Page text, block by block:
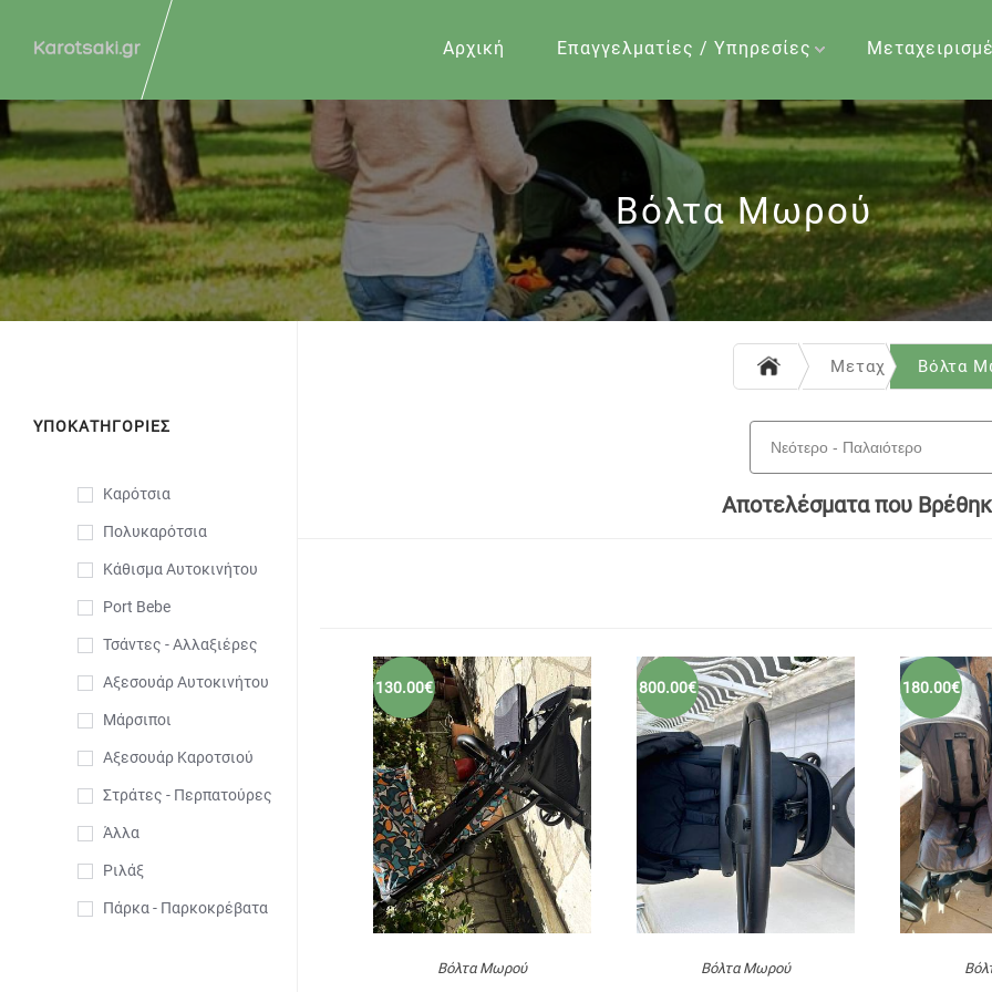
Αρχική Επαγγελματίες / Υπηρεσίες
Βόλτα Μωρού
ΥΠΟΚΑΤΗΓΟΡΙΕΣ
Καρότσια
Πολυκαρότσια
Κάθισμα Αυτοκινήτου
Port Bebe
Τσάντες - Αλλαξιέρες
Αξεσουάρ Αυτοκινήτου
Μάρσιποι
Αξεσουάρ Καροτσιού
Στράτες - Περπατούρες
Άλλα
Ριλάξ
Πάρκα - Παρκοκρέβατα
Μεταχειρισμένα
Βόλτα
Αποτελέσματα που
130.00€
Βόλτα Μωρού
800.00€
Βόλτα Μωρού
180.00€